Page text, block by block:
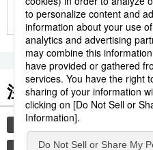
もっと
注目のキーワード
共同通信ニュース